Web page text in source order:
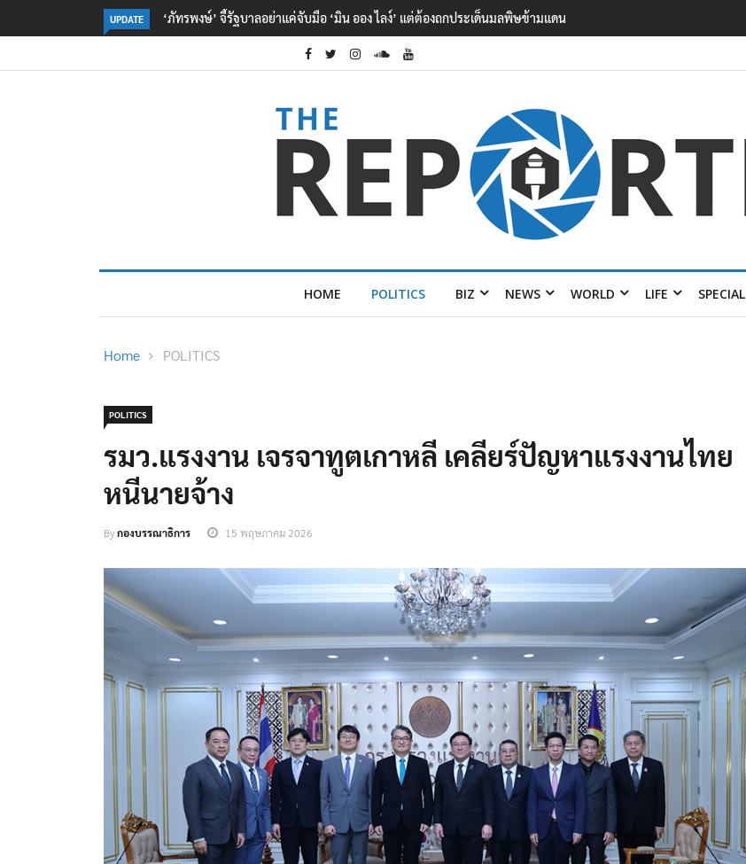
UPDATE ‘จุลพันธ์’ เผย ไทย-เมียนมา ลงนาม MOU ด้านแรงงาน ฉบับใหม่ ขยายกรอบความร่วมมือ 5 ปี
HOME POLITICS BIZ NEWS WORLD LIFE SPECIAL
Home POLITICS
POLITICS
รมว.แรงงาน เจรจาทูตเกาหลี เคลียร์ปัญหาแรงงานไทย
หนีนายจ้าง
Byกองบรรณาธิการ 15 พฤษภาคม 2026